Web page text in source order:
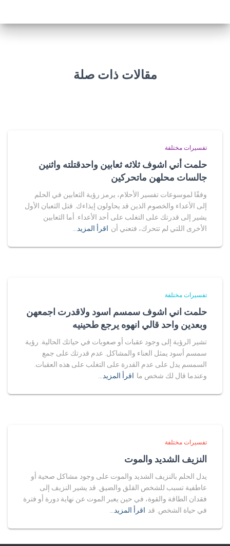
مقالات ذات صلة
تفسيرات مختلفة
حلمت أني اشوف ثلاثه ثعابين واحدقتلته واثنين
جالسات محلهن ماتحركين
وفقًا لموسوعات تفسير الأحلام، يرمز رؤية الثعابين في الحلم
إلى الأعداء والخصوم الذين قد يحاولون إيذاءك. قتل الثعبان الأول
يشير إلى قدرتك على التغلب على أحد الأعداء. أما الثعابين
الأخرى اللتي لم تتحرك، فتعني أن اقرأ المزيد…
تفسيرات مختلفة
حلمت اني اشوف سمسم اسود ولاقدرت اجمعهن
وبعدين واحد قالي انهوه يرجع طحينيه
تشير الرؤية إلى وجود عقبات أو صعوبات في حياتك الحالية. رؤية
سمسم أسود يمثل العناء والمشاكل. عدم قدرتك على جمع
السمسم يدل على عدم القدرة على التغلب على هذه العقبات.
وعندما قال لك شخص ما اقرأ المزيد…
تفسيرات مختلفة
النزيف الشديد والموت
يدل الحلم بالنزيف الشديد والموت على وجود مشاكل صحية أو
عاطفية تسبب للشخص القلق والضيق. قد يشير النزيف إلى
فقدان الطاقة والقوة، في حين يعبر الموت عن نهاية دورة أو فترة
في حياة الشخص. قد اقرأ المزيد…